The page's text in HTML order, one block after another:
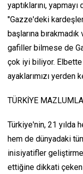
yaptıklarını,
"Gazze'deki
başlarına
gafiller bilmese de
çok iyi biliyor.
ayaklarımızı yerden
TÜRKİYE
Türkiye'nin, 21 yılda
hem de dünyadaki
inisiyatifler
ettiğine dikkati çeken